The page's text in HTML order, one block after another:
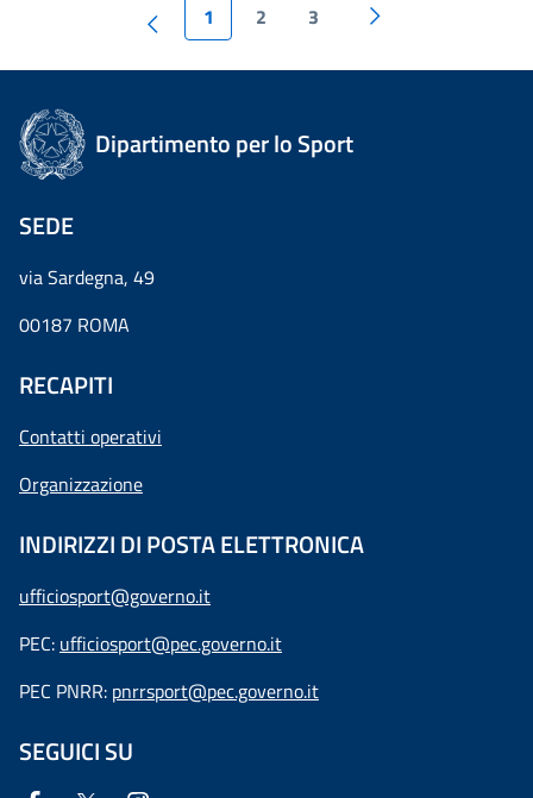
1 2 3
Dipartimento per lo Sport
SEDE
via Sardegna, 49
00187 ROMA
RECAPITI
Contatti operativi
Organizzazione
INDIRIZZI DI POSTA ELETTRONICA
ufficiosport@governo.it
PEC: ufficiosport@pec.governo.it
PEC PNRR: pnrrsport@pec.governo.it
SEGUICI SU